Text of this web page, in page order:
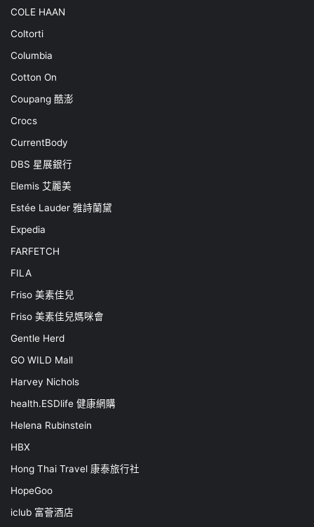
COLE HAAN
Coltorti
Columbia
Cotton On
Coupang 酷澎
Crocs
CurrentBody
DBS 星展銀行
Elemis 艾麗美
Estée Lauder 雅詩蘭黛
Expedia
FARFETCH
FILA
Friso 美素佳兒
Friso 美素佳兒媽咪會
Gentle Herd
GO WILD Mall
Harvey Nichols
health.ESDlife 健康網購
Helena Rubinstein
HBX
Hong Thai Travel 康泰旅行社
HopeGoo
iclub 富薈酒店